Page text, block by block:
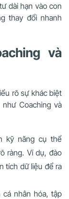
dài hạn vào con
thay đổi nhanh
và
rõ sự khác biệt
Coaching và
kỹ năng cụ thể
ràng. Ví dụ, đào
tích dữ liệu để ra
nhân hóa, tập